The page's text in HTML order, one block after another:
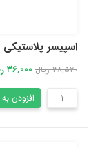
اسپیسر پلاستیکی 1 سانتی کد1415
۳۸,۵۲۰ ریال ۳۶,۰۰۰ ریال
افزودن